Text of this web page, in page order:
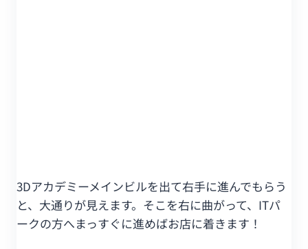
3Dアカデミーメインビルを出て右手に進んでもらう
と、大通りが見えます。そこを右に曲がって、ITパ
ークの方へまっすぐに進めばお店に着きます！